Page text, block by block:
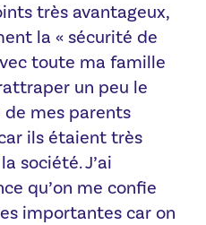
très avantageux,
la « sécurité de
toute ma famille
un peu le
mes parents
ils étaient très
société. J’ai
qu’on me confie
importantes car on